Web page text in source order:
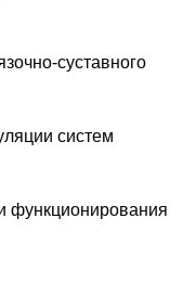
суставного
систем
функционирования